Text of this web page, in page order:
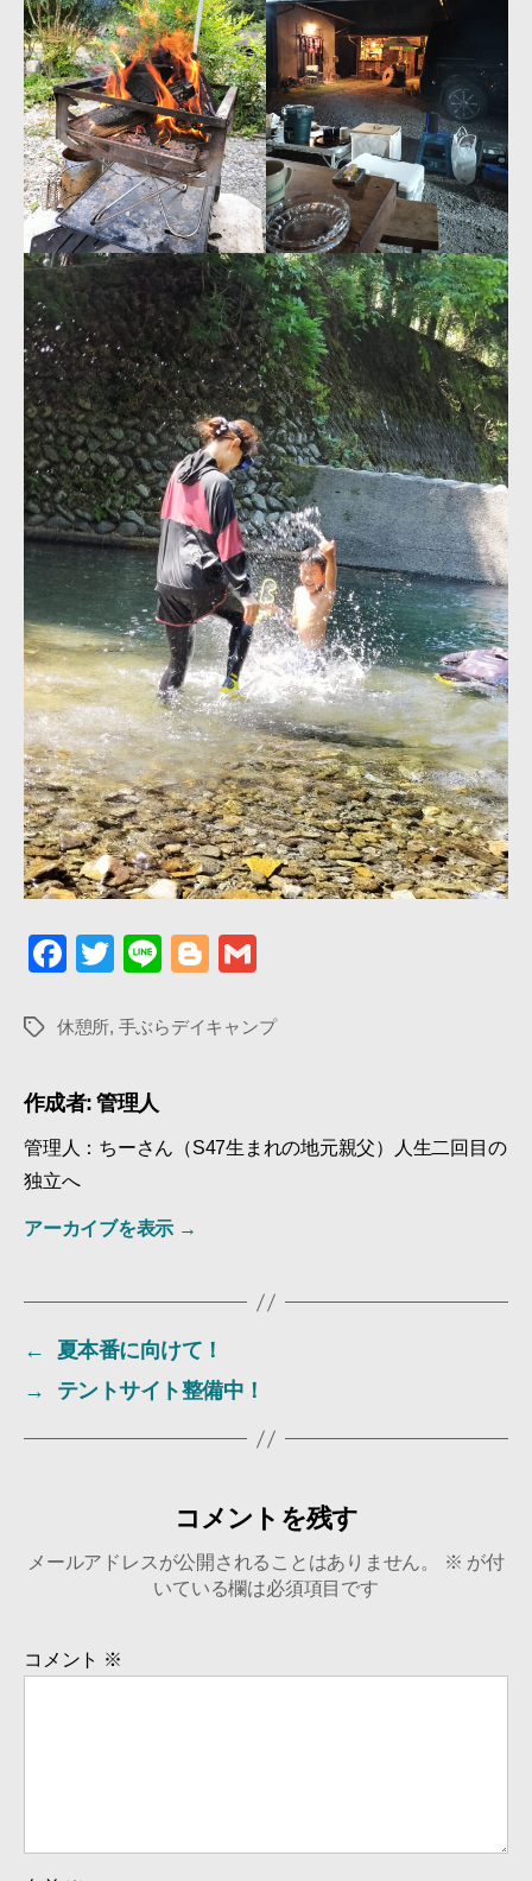
F
c
b
o
o
k
T
tt
Li
e
Bl
g
ail
タ
休憩所, 手ぶらデイキャンプ
作成者: 管理人
管理人：ちーさん（S47生まれの地元親父）人生二回目の
独立へ
アーカイブを表示 →
←
夏本番に向けて！
→
テントサイト整備中！
コメントを残す
メールアドレスが公開されることはありません。 ※ が付
いている欄は必須項目です
コメント ※